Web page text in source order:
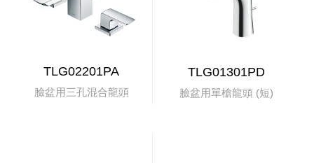
TLG02201PA
臉盆用三孔混合龍頭
TLG01301PD
臉盆用單槍龍頭 (短)